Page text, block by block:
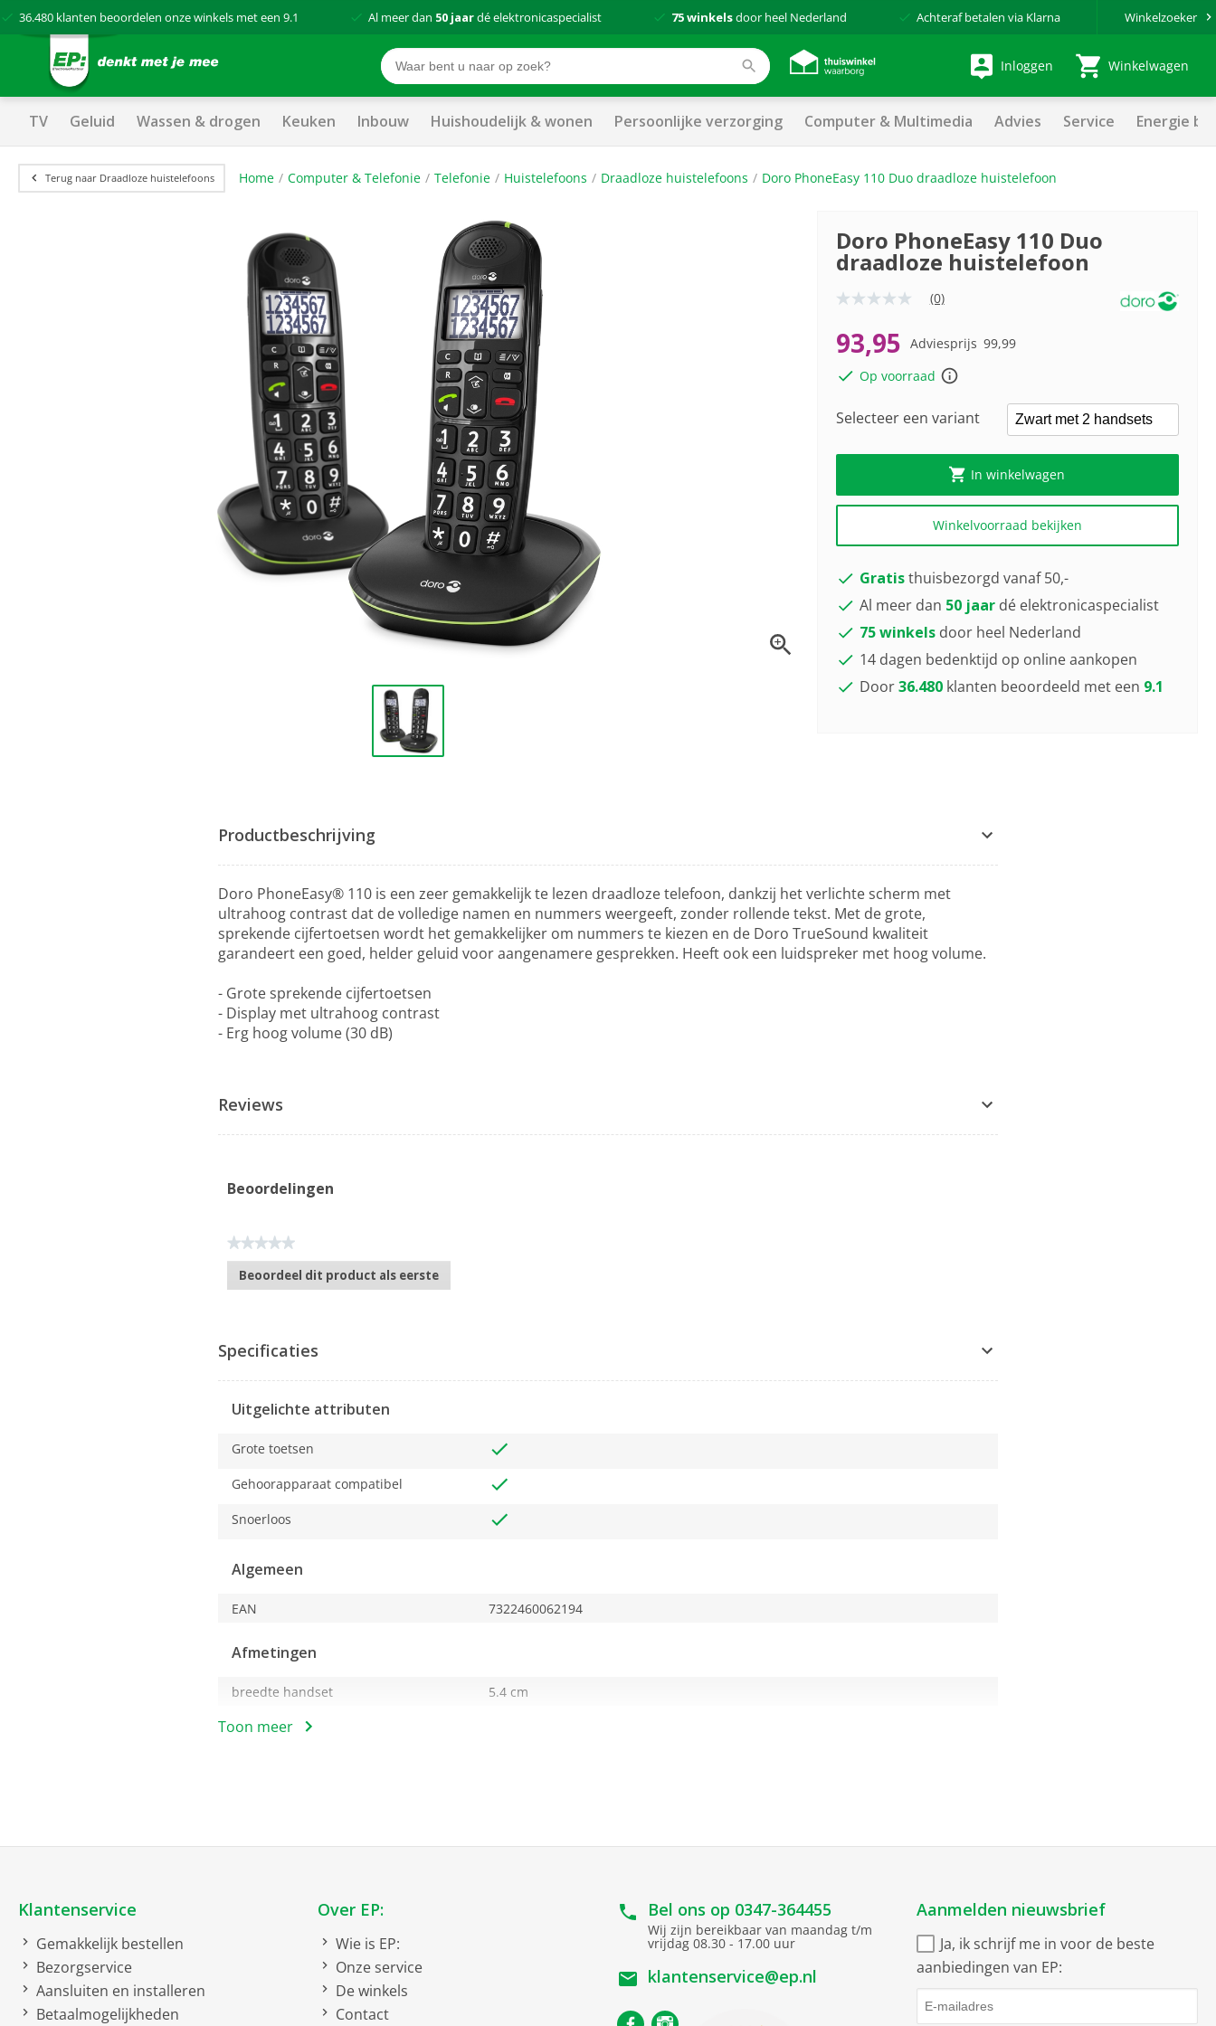
36.480 klanten beoordelen onze winkels met een 9.1 Al meer dan 50 jaardé elektronicaspecialist 75 winkelsdoor heel Nederland Achteraf betalen via Klarna Winkelzoeker
Inloggen Winkelwagen
TV Geluid Wassen & drogen Keuken Inbouw Huishoudelijk & wonen Persoonlijke verzorging Computer & Multimedia Advies Service Energie
Terug naar Draadloze huistelefoons Home Computer & Telefonie Telefonie Huistelefoons Draadloze huistelefoons Doro PhoneEasy 110 Duo draadloze huistelefoon
Doro PhoneEasy 110 Duo
draadloze huistelefoon
Geen
Dezelfde
paginalink.
(0)
93,95 Adviesprijs 99,99
Op voorraad
Selecteer een variant
In winkelwagen
Winkelvoorraad bekijken
Gratisthuisbezorgd vanaf 50,-
Al meer dan 50 jaardé elektronicaspecialist
75 winkelsdoor heel Nederland
14 dagen bedenktijd op online aankopen
Door36.480 klanten beoordeeld met een 9.1
Productbeschrijving
Doro PhoneEasy® 110 is een zeer gemakkelijk te lezen draadloze telefoon, dankzij het verlichte scherm met
ultrahoog contrast dat de volledige namen en nummers weergeeft, zonder rollende tekst. Met de grote,
sprekende cijfertoetsen wordt het gemakkelijker om nummers te kiezen en de Doro TrueSound kwaliteit
garandeert een goed, helder geluid voor aangenamere gesprekken. Heeft ook een luidspreker met hoog volume.
- Grote sprekende cijfertoetsen
- Display met ultrahoog contrast
- Erg hoog volume (30 dB)
Reviews
Beoordelingen
★★★★★
Geen
scorewaarde
Beoordeel dit product als eerste
.
actie
opent
u
modaal
Specificaties
Uitgelichte attributen
Grote toetsen
Gehoorapparaat compatibel
Snoerloos
Algemeen
EAN 7322460062194
Afmetingen
breedte handset
5.4 cm
hoogte handset
Toon meer
Klantenservice
Gemakkelijk bestellen
Bezorgservice
Aansluiten en installeren
Betaalmogelijkheden
Over EP:
Wie is EP:
Onze service
De winkels
Contact
Bel ons op 0347-364455
Wij zijn bereikbaar van maandag t/m
vrijdag 08.30 - 17.00 uur
klantenservice@ep.nl
Aanmelden nieuwsbrief
Ja, ik schrijf me in voor de beste
aanbiedingen van EP: